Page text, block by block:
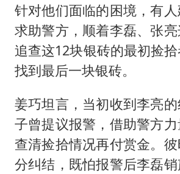
针对他们面临的困境，有
求助警方，顺着李磊、张亮
追查这12块银砖的最初捡
找到最后一块银砖。
姜巧坦言，当初收到李亮
子曾提议报警，借助警方力
查清捡拾情况再付赏金。
分纠结，既怕报警后李磊